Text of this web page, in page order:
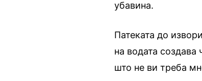
убавина.
Патеката до
на водата
што не ви треба